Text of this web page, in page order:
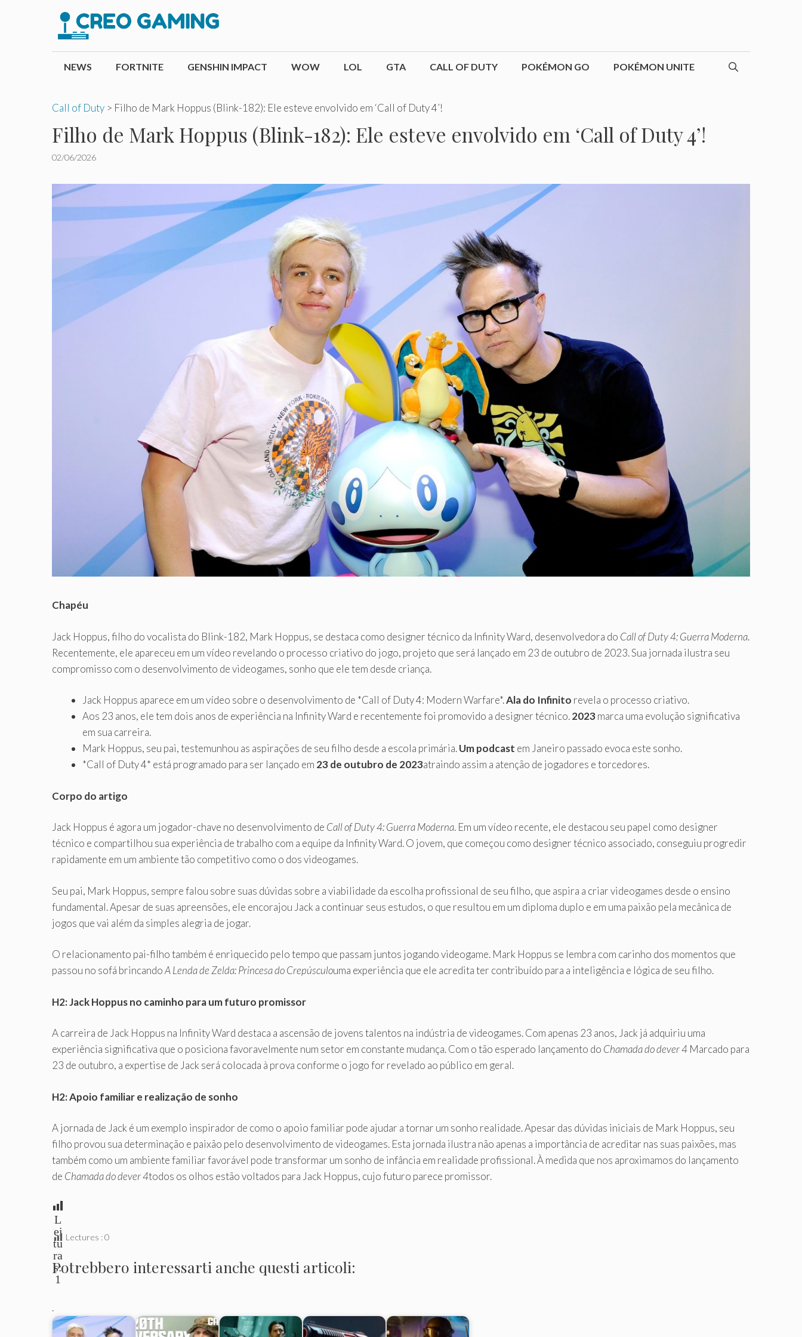
conteúdo
NEWS FORTNITE GENSHIN IMPACT WOW LOL GTA CALL OF DUTY POKÉMON GO POKÉMON UNITE
Call of Duty > Filho de Mark Hoppus (Blink-182): Ele esteve envolvido em ‘Call of Duty 4’!
Filho de Mark Hoppus (Blink-182): Ele esteve envolvido em ‘Call of Duty 4’!
02/06/2026
Chapéu
Jack Hoppus, filho do vocalista do Blink-182, Mark Hoppus, se destaca como designer técnico da Infinity Ward, desenvolvedora do Call of Duty 4: Guerra Moderna.
Recentemente, ele apareceu em um vídeo revelando o processo criativo do jogo, projeto que será lançado em 23 de outubro de 2023. Sua jornada ilustra seu
compromisso com o desenvolvimento de videogames, sonho que ele tem desde criança.
Jack Hoppus aparece em um vídeo sobre o desenvolvimento de *Call of Duty 4: Modern Warfare*.Ala do Infinito revela o processo criativo.
Aos 23 anos, ele tem dois anos de experiência na Infinity Ward e recentemente foi promovido a designer técnico.2023marca uma evolução significativa
em sua carreira.
Mark Hoppus, seu pai, testemunhou as aspirações de seu filho desde a escola primária.Um podcast em Janeiro passado evoca este sonho.
*Call of Duty 4* está programado para ser lançado em 23 de outubro de 2023atraindo assim a atenção de jogadores e torcedores.
Corpo do artigo
Jack Hoppus é agora um jogador-chave no desenvolvimento de Call of Duty 4: Guerra Moderna. Em um vídeo recente, ele destacou seu papel como designer
técnico e compartilhou sua experiência de trabalho com a equipe da Infinity Ward. O jovem, que começou como designer técnico associado, conseguiu progredir
rapidamente em um ambiente tão competitivo como o dos videogames.
Seu pai, Mark Hoppus, sempre falou sobre suas dúvidas sobre a viabilidade da escolha profissional de seu filho, que aspira a criar videogames desde o ensino
fundamental. Apesar de suas apreensões, ele encorajou Jack a continuar seus estudos, o que resultou em um diploma duplo e em uma paixão pela mecânica de
jogos que vai além da simples alegria de jogar.
O relacionamento pai-filho também é enriquecido pelo tempo que passam juntos jogando videogame. Mark Hoppus se lembra com carinho dos momentos que
passou no sofá brincandoA Lenda de Zelda: Princesa do Crepúsculouma experiência que ele acredita ter contribuído para a inteligência e lógica de seu filho.
H2: Jack Hoppus no caminho para um futuro promissor
A carreira de Jack Hoppus na Infinity Ward destaca a ascensão de jovens talentos na indústria de videogames. Com apenas 23 anos, Jack já adquiriu uma
experiência significativa que o posiciona favoravelmente num setor em constante mudança. Com o tão esperado lançamento do Chamada do dever 4 Marcado para
23 de outubro, a expertise de Jack será colocada à prova conforme o jogo for revelado ao público em geral.
H2: Apoio familiar e realização de sonho
A jornada de Jack é um exemplo inspirador de como o apoio familiar pode ajudar a tornar um sonho realidade. Apesar das dúvidas iniciais de Mark Hoppus, seu
filho provou sua determinação e paixão pelo desenvolvimento de videogames. Esta jornada ilustra não apenas a importância de acreditar nas suas paixões, mas
também como um ambiente familiar favorável pode transformar um sonho de infância em realidade profissional. À medida que nos aproximamos do lançamento
de Chamada do dever 4todos os olhos estão voltados para Jack Hoppus, cujo futuro parece promissor.
L
ei
tu
ra
s:
1
Lectures :0
Potrebbero interessarti anche questi articoli:
.